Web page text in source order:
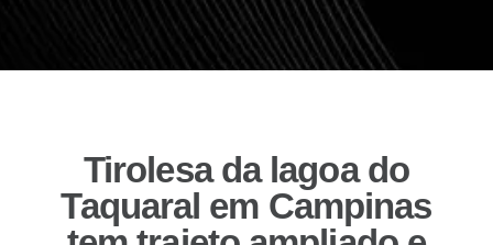
Tirolesa da lagoa do
Taquaral em Campinas